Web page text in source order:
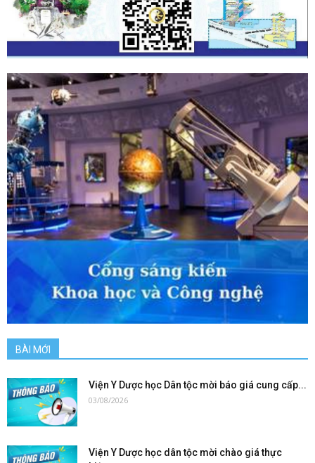
BÀI MỚI
Viện Y Dược học Dân tộc mời báo giá cung cấp...
03/08/2026
Viện Y Dược học dân tộc mời chào giá thực